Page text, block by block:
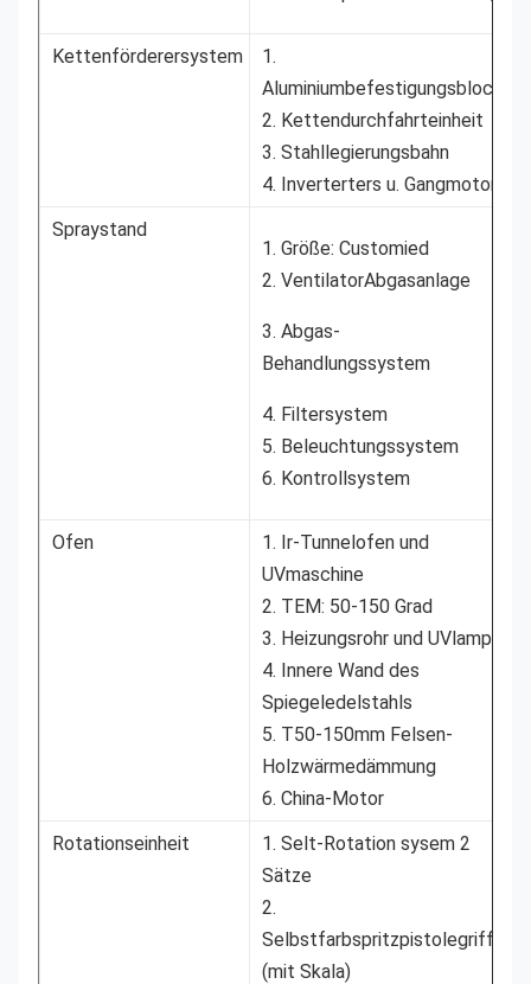
Kettenförderersystem
1.
Aluminiumbefestigungsblock
2. Kettendurchfahrteinheit
3. Stahllegierungsbahn
4. Inverterters u. Gangmotor
Spraystand
1. Größe: Customied
2. VentilatorAbgasanlage
3. Abgas-
Behandlungssystem
4. Filtersystem
5. Beleuchtungssystem
6. Kontrollsystem
Ofen
1. Ir-Tunnelofen und
UVmaschine
2. TEM: 50-150 Grad
3. Heizungsrohr und UVlampe
4. Innere Wand des
Spiegeledelstahls
5. T50-150mm Felsen-
Holzwärmedämmung
6. China-Motor
Rotationseinheit
1. Selt-Rotation sysem 2
Sätze
2.
Selbstfarbspritzpistolegriff
(mit Skala)